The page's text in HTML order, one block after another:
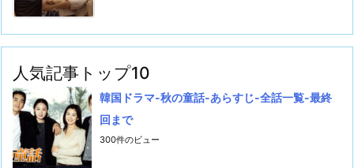
人気記事トップ10
韓国ドラマ-秋の童話-あらすじ-全話一覧-最終
回まで
300件のビュー